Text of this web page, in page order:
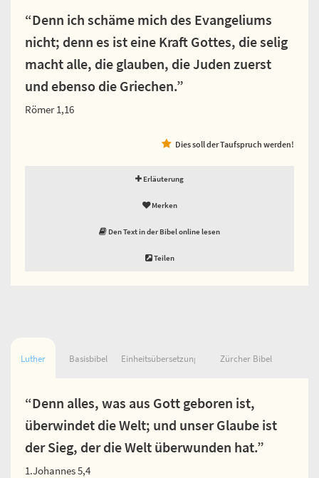
“Denn ich schäme mich des Evangeliums
nicht; denn es ist eine Kraft Gottes, die selig
macht alle, die glauben, die Juden zuerst
und ebenso die Griechen.”
Römer 1,16
Dies soll der Taufspruch werden!
Erläuterung
Merken
Den Text in der Bibel online lesen
Teilen
Luther Basisbibel Einheitsübersetzung Zürcher Bibel
“Denn alles, was aus Gott geboren ist,
überwindet die Welt; und unser Glaube ist
der Sieg, der die Welt überwunden hat.”
1.Johannes 5,4